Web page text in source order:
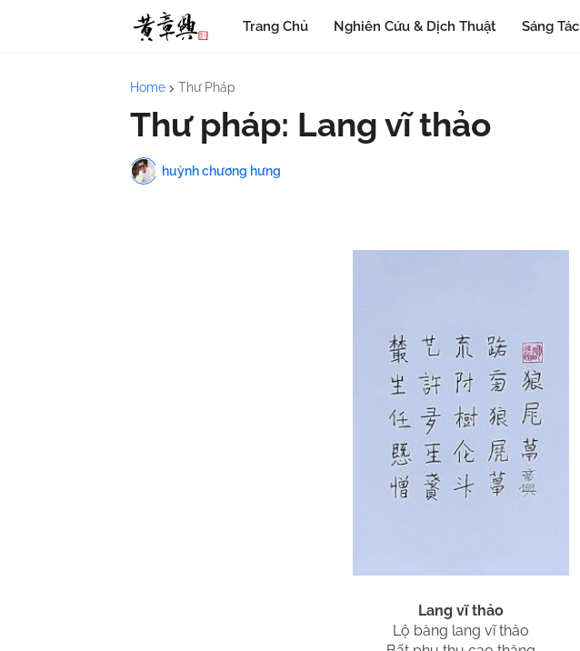
Trang Chủ Nghiên Cứu & Dịch Thuật Sáng Tác
Home Thư Pháp
Thư pháp: Lang vĩ thảo
huỳnh chương hưng
Lang vĩ thảo
Lộ bàng lang vĩ thảo